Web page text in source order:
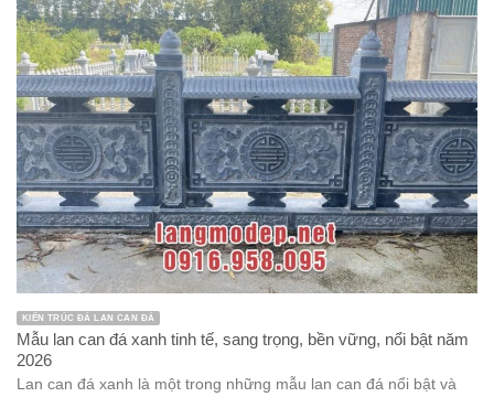
KIẾN TRÚC ĐÁ LAN CAN ĐÁ
Mẫu lan can đá xanh tinh tế, sang trọng, bền vững, nổi bật năm
2026
Lan can đá xanh là một trong những mẫu lan can đá nổi bật và